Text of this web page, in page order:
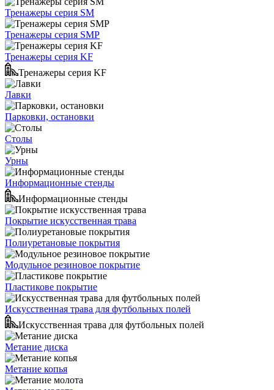
Тренажеры серия SM
Тренажеры серия SMP
Тренажеры серия KF
Тренажеры серия KF
Лавки
Парковки, остановки
Столы
Урны
Информационные стенды
Информационные стенды
Покрытие искусственная трава
Полиуретановые покрытия
Модульное резиновое покрытие
Пластикове покрытие
Искусственная трава для футбольных полей
Искусственная трава для футбольных полей
Метание диска
Метание копья